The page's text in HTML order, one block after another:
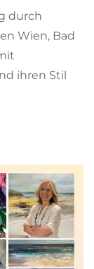
durch
Wien, Bad
ihren Stil